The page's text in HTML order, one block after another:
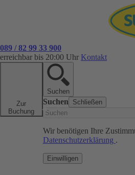
089 / 82 99 33 900
erreichbar bis 20:00 Uhr Kontakt
Zur
Buchung
Suchen
Suchen Schließen
Wir benötigen Ihre
Datenschutzerklärung .
Einwilligen